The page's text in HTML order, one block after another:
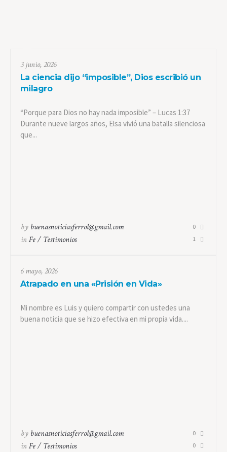
3 junio, 2026
La ciencia dijo “imposible”, Dios escribió un
milagro
“Porque para Dios no hay nada imposible” – Lucas 1:37
Durante nueve largos años, Elsa vivió una batalla silenciosa
que...
0
1
by buenasnoticiasferrol@gmail.com
inFe / Testimonios
6 mayo, 2026
Atrapado en una «Prisión en Vida»
Mi nombre es Luis y quiero compartir con ustedes una
buena noticia que se hizo efectiva en mi propia vida....
0
0
by buenasnoticiasferrol@gmail.com
inFe / Testimonios